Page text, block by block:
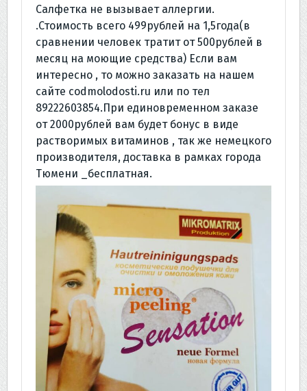
Салфетка не вызывает аллергии.
.Стоимость всего 499рублей на 1,5года(в
сравнении человек тратит от 500рублей в
месяц на моющие средства) Если вам
интересно , то можно заказать на нашем
сайте codmolodosti.ru или по тел
89222603854.При единовременном заказе
от 2000рублей вам будет бонус в виде
растворимых витаминов , так же немецкого
производителя, доставка в рамках города
Тюмени _бесплатная.